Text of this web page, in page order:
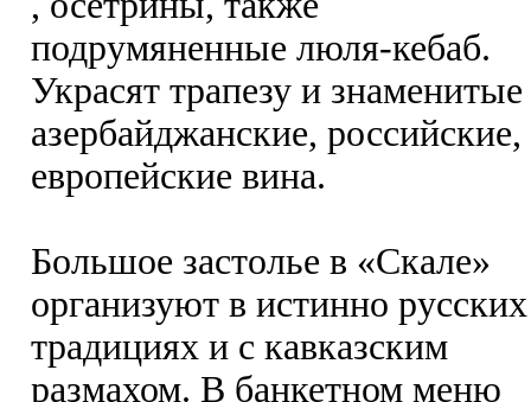
подрумяненные люля-кебаб.
Украсят трапезу и знаменитые
азербайджанские, российские,
европейские вина.
Большое застолье в «Скале»
организуют в истинно русских
традициях и с кавказским
размахом. В банкетном меню